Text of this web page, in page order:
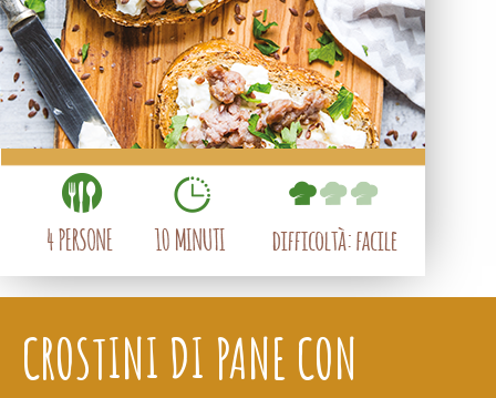
CROSTINI DI PANE CON